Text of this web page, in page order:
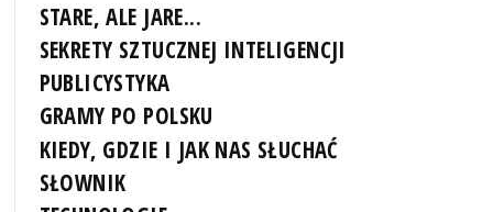
STARE, ALE JARE...
SEKRETY SZTUCZNEJ INTELIGENCJI
PUBLICYSTYKA
GRAMY PO POLSKU
KIEDY, GDZIE I JAK NAS SŁUCHAĆ
SŁOWNIK